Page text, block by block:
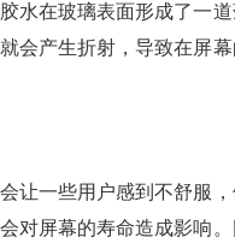
水在玻璃表面形成了一
会产生折射，导致在屏
让一些用户感到不舒服
对屏幕的寿命造成影响